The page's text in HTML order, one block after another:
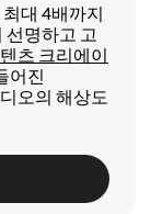
대 4배까지
선명하고 고
츠 크리에이
어진
오의 해상도